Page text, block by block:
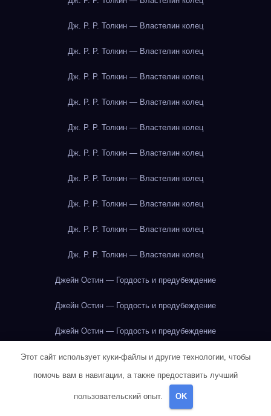
Дж. Р. Р. Толкин — Властелин колец
Дж. Р. Р. Толкин — Властелин колец
Дж. Р. Р. Толкин — Властелин колец
Дж. Р. Р. Толкин — Властелин колец
Дж. Р. Р. Толкин — Властелин колец
Дж. Р. Р. Толкин — Властелин колец
Дж. Р. Р. Толкин — Властелин колец
Дж. Р. Р. Толкин — Властелин колец
Дж. Р. Р. Толкин — Властелин колец
Дж. Р. Р. Толкин — Властелин колец
Джейн Остин — Гордость и предубеждение
Джейн Остин — Гордость и предубеждение
Джейн Остин — Гордость и предубеждение
Джейн Остин — Гордость и предубеждение
Джейн Остин — Гордость и предубеждение
Джейн Остин — Гордость и предубеждение
Этот сайт использует куки-файлы и другие технологии, чтобы
помочь вам в навигации, а также предоставить лучший
пользовательский опыт. OK